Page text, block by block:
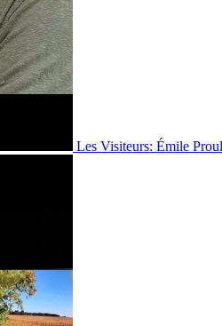
Les Visiteurs: Émile